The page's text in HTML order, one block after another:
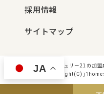
採用情報
サイトマップ
センチュリー21の加
Copyright(C)
JA